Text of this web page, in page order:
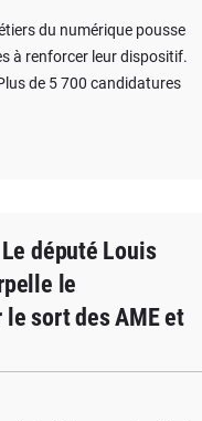
du numérique pousse
à renforcer leur dispositif.
de 5 700 candidatures
député Louis
le
sort des AME et